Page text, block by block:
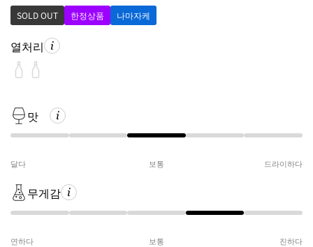
SOLD OUT 한정상품 나마자케
열처리
맛
달다 보통 드라이하다
무게감
연하다 보통 진하다